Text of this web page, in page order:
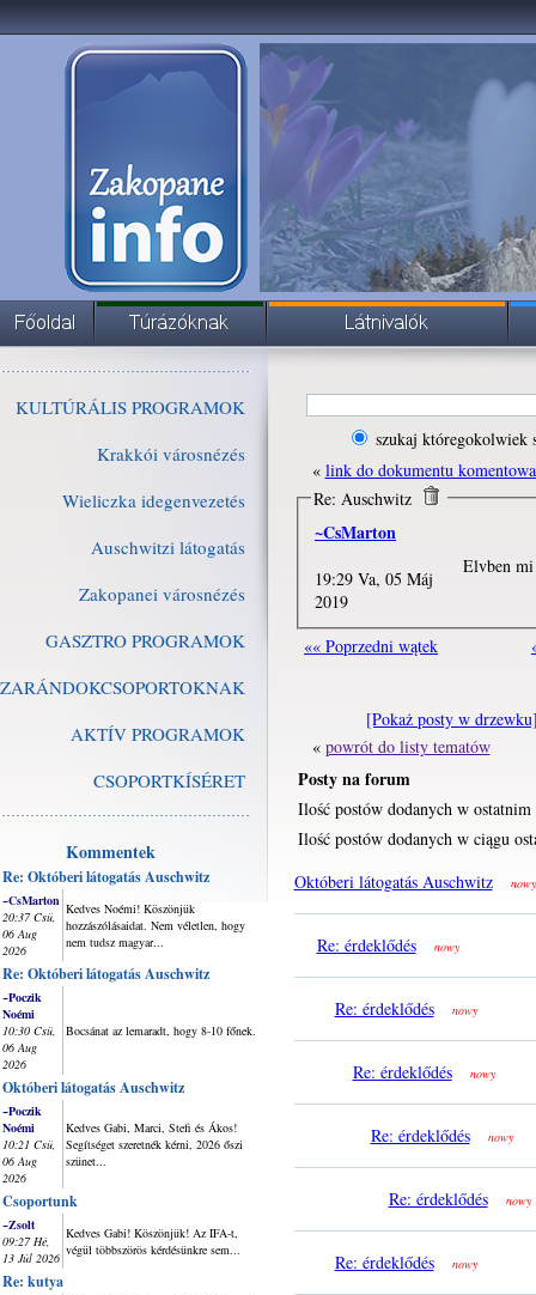
KULTÚRÁLIS PROGRAMOK
Krakkói városnézés
Wieliczka idegenvezetés
Auschwitzi látogatás
Zakopanei városnézés
GASZTRO PROGRAMOK
ZARÁNDOKCSOPORTOKNAK
AKTÍV PROGRAMOK
CSOPORTKÍSÉRET
Kommentek
Re: Októberi látogatás Auschwitz
~CsMarton
20:37 Csü,
06 Aug
2026
Kedves Noémi! Köszönjük
hozzászólásaidat. Nem véletlen, hogy
nem tudsz magyar...
Re: Októberi látogatás Auschwitz
~Poczik
Noémi
10:30 Csü,
06 Aug
2026
Bocsánat az lemaradt, hogy 8-10 főnek.
Októberi látogatás Auschwitz
~Poczik
Noémi
10:21 Csü,
06 Aug
2026
Kedves Gabi, Marci, Stefi és Ákos!
Segítséget szeretnék kérni, 2026 őszi
szünet...
Csoportunk
~Zsolt
09:27 Hé,
13 Júl 2026
Kedves Gabi! Köszönjük! Az IFA-t,
végül többszörös kérdésünkre sem...
Re: kutya
szukaj któregokolwiek
« link do dokumentu
Re: Auschwitz
~CsMarton
19:29 Va, 05 Máj
2019
Elvben
«« Poprzedni wątek
[Pokaż posty w
« powrót do listy tematów
Posty na forum
Ilość postów dodanych w
Ilość postów dodanych w ciągu
Októberi látogatás Auschwitz
nowy
Re: érdeklődés nowy
Re: érdeklődés nowy
Re: érdeklődés nowy
Re: érdeklődés nowy
Re: érdeklődés nowy
Re: érdeklődés nowy